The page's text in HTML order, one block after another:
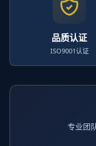
品质认证
ISO9001认证
专业团